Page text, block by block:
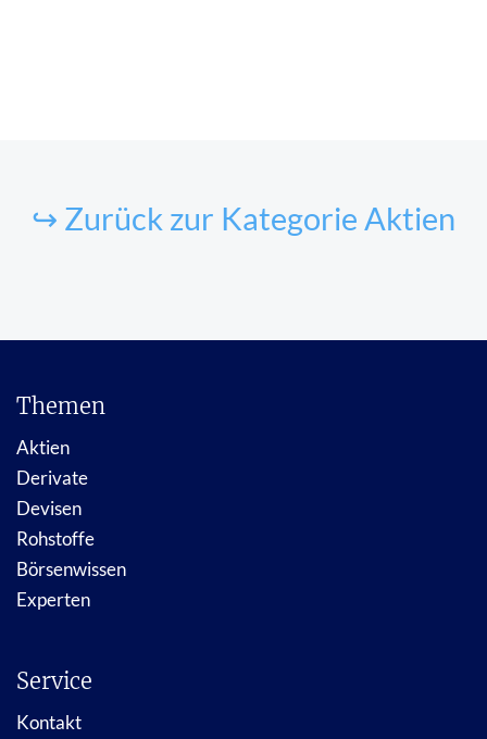
↪ Zurück zur Kategorie Aktien
Themen
Aktien
Derivate
Devisen
Rohstoffe
Börsenwissen
Experten
Service
Kontakt